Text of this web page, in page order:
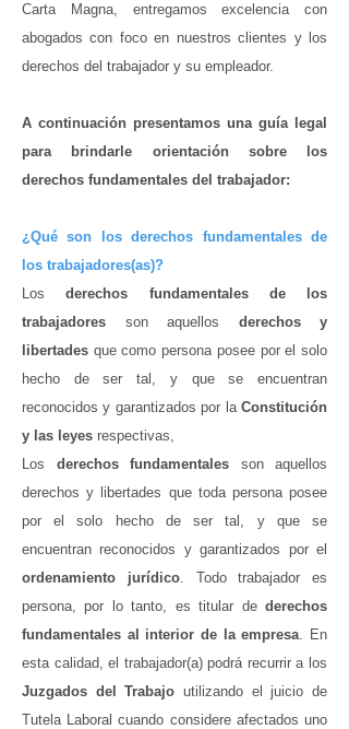
Carta Magna, entregamos excelencia con
abogados con foco en nuestros clientes y los
derechos del trabajador y su empleador.
A continuación presentamos una guía legal
para brindarle orientación sobre los
derechos fundamentales del trabajador:
¿Qué son los derechos fundamentales de
los trabajadores(as)?
Los derechos fundamentales de los
trabajadores son aquellos derechos y
libertades que como persona posee por el solo
hecho de ser tal, y que se encuentran
reconocidos y garantizados por la Constitución
y las leyes respectivas,
Los derechos fundamentales son aquellos
derechos y libertades que toda persona posee
por el solo hecho de ser tal, y que se
encuentran reconocidos y garantizados por el
ordenamiento jurídico. Todo trabajador es
persona, por lo tanto, es titular dederechos
fundamentales al interior de la empresa. En
esta calidad, el trabajador(a) podrá recurrir a los
Juzgados del Trabajo utilizando el juicio de
Tutela Laboral cuando considere afectados uno